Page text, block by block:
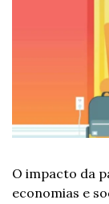
O impacto da
economias e